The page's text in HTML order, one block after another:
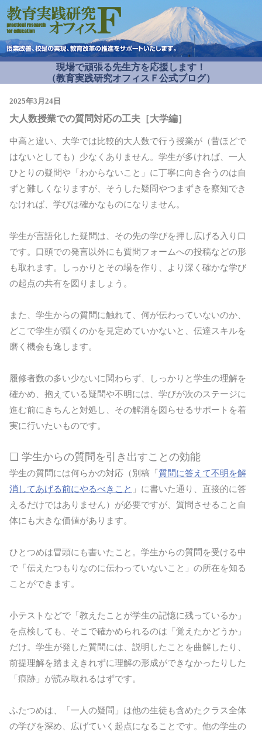
現場で頑張る先生方を応援します！
（教育実践研究オフィスＦ公式ブログ）
2025年3月24日
大人数授業での質問対応の工夫［大学編］
中高と違い、大学では比較的大人数で行う授業が（昔ほどで
はないとしても）少なくありません。学生が多ければ、一人
ひとりの疑問や「わからないこと」に丁寧に向き合うのは自
ずと難しくなりますが、そうした疑問やつまずきを察知でき
なければ、学びは確かなものになりません。
学生が言語化した疑問は、その先の学びを押し広げる入り口
です。口頭での発言以外にも質問フォームへの投稿などの形
も取れます。しっかりとその場を作り、より深く確かな学び
の起点の共有を図りましょう。
また、学生からの質問に触れて、何が伝わっていないのか、
どこで学生が躓くのかを見定めていかないと、伝達スキルを
磨く機会も逸します。
履修者数の多い少ないに関わらず、しっかりと学生の理解を
確かめ、抱えている疑問や不明には、学びが次のステージに
進む前にきちんと対処し、その解消を図らせるサポートを着
実に行いたいものです。
❏ 学生からの質問を引き出すことの効能
学生の質問には何らかの対応（別稿「質問に答えて不明を解
消してあげる前にやるべきこと 」に書いた通り、直接的に答
えるだけではありません）が必要ですが、質問させること自
体にも大きな価値があります。
ひとつめは冒頭にも書いたこと。学生からの質問を受ける中
で「伝えたつもりなのに伝わっていないこと」の所在を知る
ことができます。
小テストなどで「教えたことが学生の記憶に残っているか」
を点検しても、そこで確かめられるのは「覚えたかどうか」
だけ。学生が発した質問には、説明したことを曲解したり、
前提理解を踏まえきれずに理解の形成ができなかったりした
「痕跡」が読み取れるはずです。
ふたつめは、「一人の疑問」は他の生徒も含めたクラス全体
の学びを深め、広げていく起点になることです。他の学生の